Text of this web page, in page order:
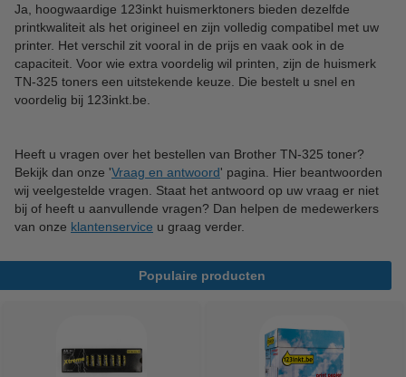
Ja, hoogwaardige 123inkt huismerktoners bieden dezelfde
printkwaliteit als het origineel en zijn volledig compatibel met uw
printer. Het verschil zit vooral in de prijs en vaak ook in de
capaciteit. Voor wie extra voordelig wil printen, zijn de huismerk
TN-325 toners een uitstekende keuze. Die bestelt u snel en
voordelig bij 123inkt.be.
Heeft u vragen over het bestellen van Brother TN-325 toner?
Bekijk dan onze 'Vraag en antwoord' pagina. Hier beantwoorden
wij veelgestelde vragen. Staat het antwoord op uw vraag er niet
bij of heeft u aanvullende vragen? Dan helpen de medewerkers
van onze klantenservice u graag verder.
Populaire producten